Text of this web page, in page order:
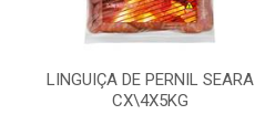
LINGUIÇA DE PERNIL SEARA
CX\4X5KG